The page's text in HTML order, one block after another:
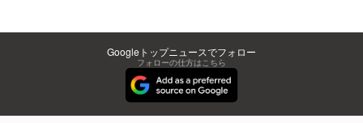
Googleトップニュースでフォロー
フォローの仕方はこちら